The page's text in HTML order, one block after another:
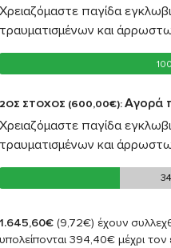
Χρειαζόμαστε παγίδα
τραυματισμένων και
2ΟΣ ΣΤΟΧΟΣ (600,00€):Αγορά
Χρειαζόμαστε παγίδα
τραυματισμένων και
1.645,60€ (9,72€) έχουν
υπολείπονται 394,40€ μέχρι